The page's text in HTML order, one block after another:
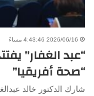
2026/06/16 4:43:46 مساءً
“عبد الغفار”
“صحة أفريقيا”
شارك الدكتور خالد